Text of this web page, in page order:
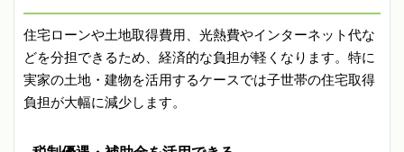
住宅ローンや土地取得費用、光熱費やインターネット代な
どを分担できるため、経済的な負担が軽くなります。特に
実家の土地・建物を活用するケースでは子世帯の住宅取得
負担が大幅に減少します。